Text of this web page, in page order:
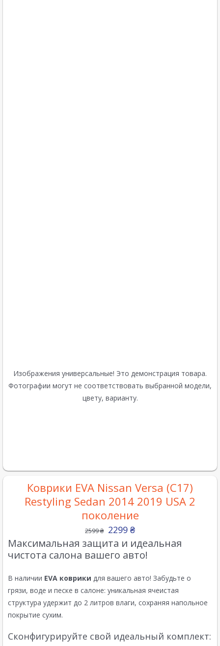
Изображения универсальные! Это демонстрация товара.
Фотографии могут не соответствовать выбранной модели,
цвету, варианту.
Коврики EVA Nissan Versa (C17)
Restyling Sedan 2014 2019 USA 2
поколение
2599₴ 2299 ₴
Максимальная защита и идеальная
чистота салона вашего авто!
В наличии EVA коврики для вашего авто! Забудьте о
грязи, воде и песке в салоне: уникальная ячеистая
структура удержит до 2 литров влаги, сохраняя напольное
покрытие сухим.
Сконфигурируйте свой идеальный комплект: